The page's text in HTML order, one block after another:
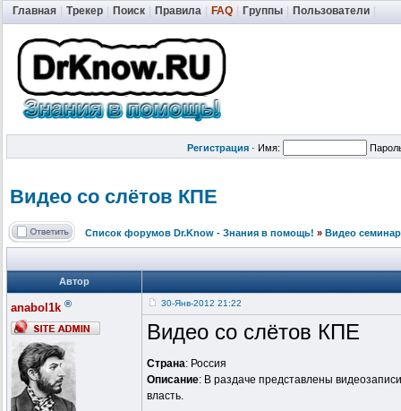
Главная Трекер Поиск Правила FAQ Группы Пользователи
Регистрация · Имя:
Видео со слётов КПЕ
Список форумов Dr.Know - Знания в помощь! » Видео
Автор
anabol1k ® 30-Янв-2012 21:22
Видео со слётов КПЕ
Страна: Россия
Описание: В раздаче представлены
власть.